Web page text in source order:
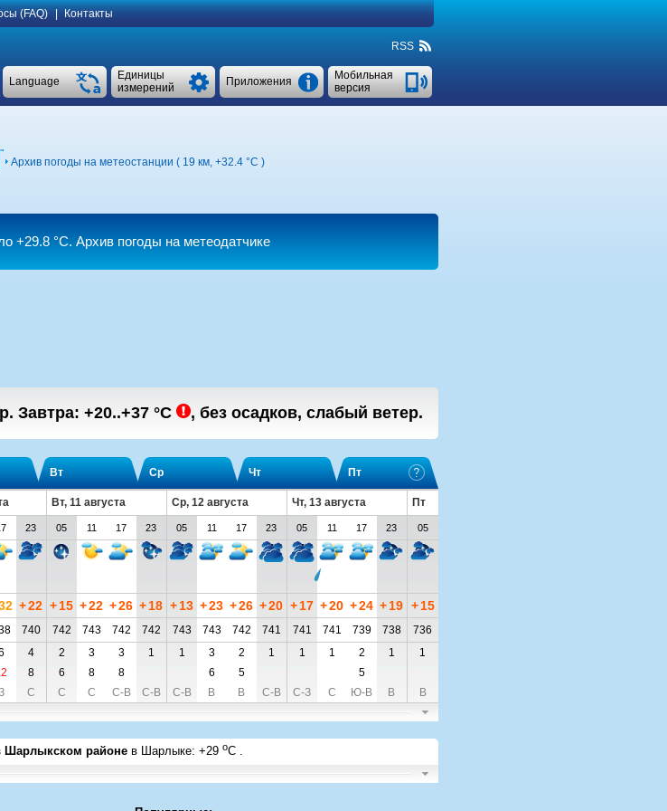
(FAQ) Контакты
RSS
Мобильная
версия
Приложения
Единицы
измерений
Language
Архив погоды на метеостанции ( 19 км, +32.4 °C )
+29.8 °C. Архив погоды на метеодатчике
Завтра: +20..+37 °C , без осадков, слабый ветер.
Вт Ср Чт Пт
Вт, 11 августа Ср, 12 августа Чт, 13 августа
Пт
23 05 11 17 23 05 11 17 23 05 11 17 23 05
+22 +15 +22 +26 +18 +13 +23 +26 +20 +17 +20 +24 +19 + 15
740 742 743 742 742 743 743 742 741 741 741 739 738
736
4 2 3 3 1 1 3 2 1 1 1 2 1
1
8 6 8 8 6 5
5
С С С С-В С-В С-В В В С-В С-З С Ю-В В В
Шарлыкском районе в Шарлыке: +29 oC .